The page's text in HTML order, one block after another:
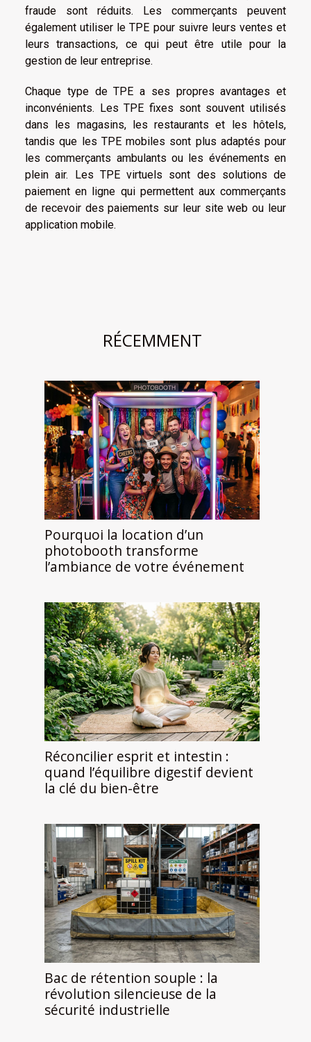
fraude sont réduits. Les commerçants peuvent
également utiliser le TPE pour suivre leurs ventes et
leurs transactions, ce qui peut être utile pour la
gestion de leur entreprise.
Chaque type de TPE a ses propres avantages et
inconvénients. Les TPE fixes sont souvent utilisés
dans les magasins, les restaurants et les hôtels,
tandis que les TPE mobiles sont plus adaptés pour
les commerçants ambulants ou les événements en
plein air. Les TPE virtuels sont des solutions de
paiement en ligne qui permettent aux commerçants
de recevoir des paiements sur leur site web ou leur
application mobile.
RÉCEMMENT
Pourquoi la location d’un
photobooth transforme
l’ambiance de votre événement
Réconcilier esprit et intestin :
quand l’équilibre digestif devient
la clé du bien-être
Bac de rétention souple : la
révolution silencieuse de la
sécurité industrielle